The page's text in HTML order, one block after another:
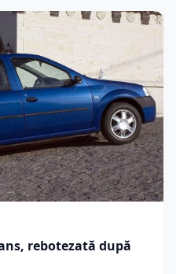
rebotezată după